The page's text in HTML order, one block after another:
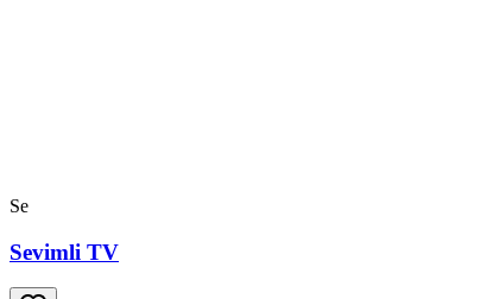
Se
Sevimli TV